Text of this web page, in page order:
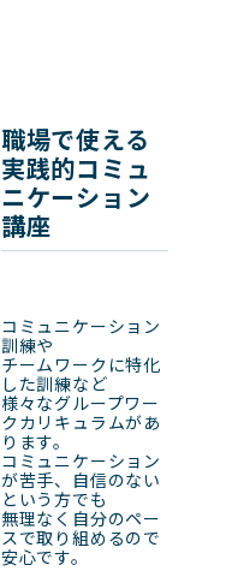
職場で使える
実践的コミュ
ニケーション
講座
コミュニケーション
訓練や
チームワークに特化
した訓練など
様々なグループワー
クカリキュラムがあ
ります。
コミュニケーション
が苦手、自信のない
という方でも
無理なく自分のペー
スで取り組めるので
安心です。